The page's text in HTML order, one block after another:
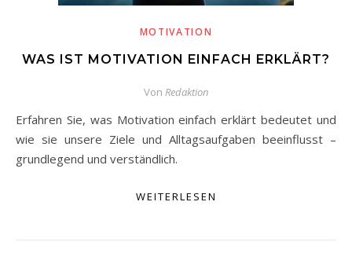
MOTIVATION
WAS IST MOTIVATION EINFACH ERKLÄRT?
Von Redaktion
Erfahren Sie, was Motivation einfach erklärt bedeutet und
wie sie unsere Ziele und Alltagsaufgaben beeinflusst –
grundlegend und verständlich.
WEITERLESEN